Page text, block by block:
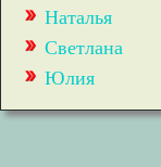
Наталья
Светлана
Юлия